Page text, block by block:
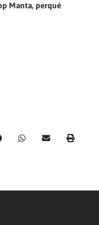
Manta, perquè